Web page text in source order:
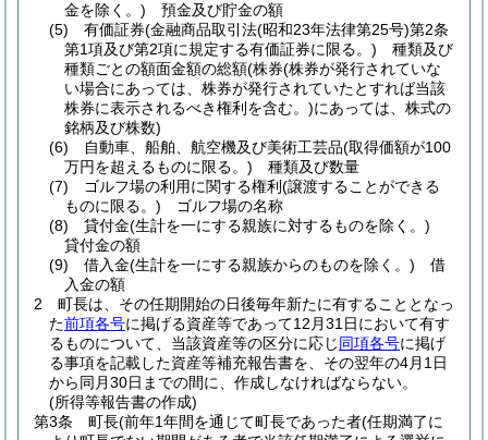
金を除く。) 預金及び貯金の額
(5)
有価証券(金融商品取引法(昭和23年法律第25号)第2条
第1項及び第2項に規定する有価証券に限る。) 種類及び
種類ごとの額面金額の総額(株券(株券が発行されていな
い場合にあっては、株券が発行されていたとすれば当該
株券に表示されるべき権利を含む。)にあっては、株式の
銘柄及び株数)
(6)
自動車、船舶、航空機及び美術工芸品(取得価額が100
万円を超えるものに限る。) 種類及び数量
(7)
ゴルフ場の利用に関する権利 (譲渡することができる
ものに限る。) ゴルフ場の名称
(8)
貸付金(生計を一にする親族に対するものを除く。)
貸付金の額
(9)
借入金(生計を一にする親族からのものを除く。) 借
入金の額
2
町長は、その任期開始の日後毎年新たに有することとなっ
た前項各号に掲げる資産等であって12月31日において有す
るものについて、当該資産等の区分に応じ同項各号に掲げ
る事項を記載した資産等補充報告書を、その翌年の4月1日
から同月30日までの間に、作成しなければならない。
(所得等報告書の作成)
第3条
町長(前年1年間を通じて町長であった者(任期満了に